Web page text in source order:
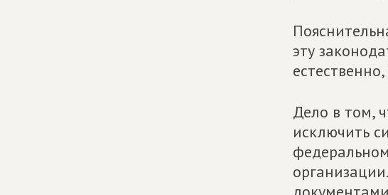
эту
Дело в том,
исключить